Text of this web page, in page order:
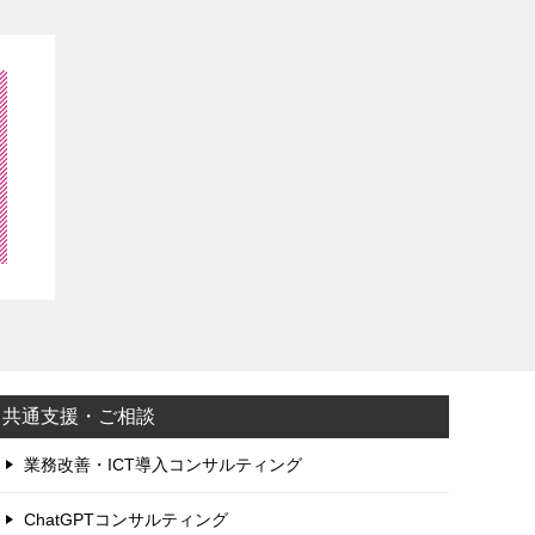
共通支援・ご相談
業務改善・ICT導入コンサルティング
ChatGPTコンサルティング